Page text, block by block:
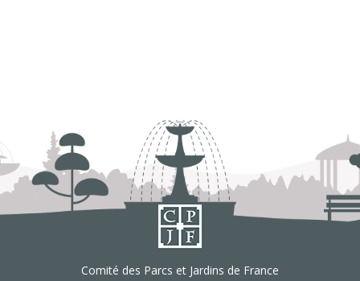
Comité des Parcs et Jardins de France